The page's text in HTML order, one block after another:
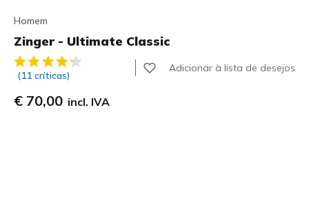
Homem
Zinger - Ultimate Classic
5 de 5 – Classificação do cliente
(11 críticas)
Adicionar à lista de desejos
€ 70,00 incl. IVA